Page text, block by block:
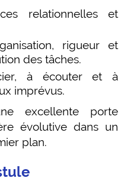
relationnelles et
rigueur et
des tâches.
à écouter et à
imprévus.
excellente porte
évolutive dans un
plan.